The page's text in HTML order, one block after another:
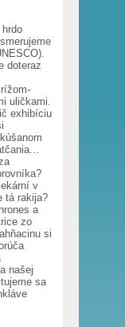
doteraz
uličkami.
exhibíciu
v
tá rakija?
a
zo
si
našej
sa